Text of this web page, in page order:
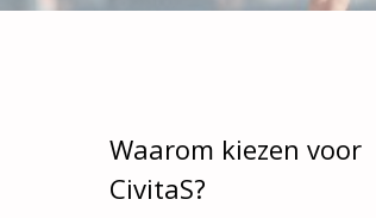
Waarom kiezen voor
CivitaS?